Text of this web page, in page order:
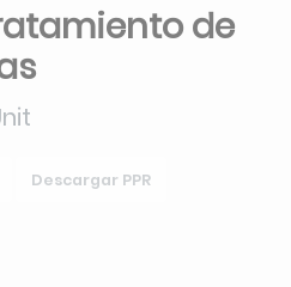
de
Descargar PPR